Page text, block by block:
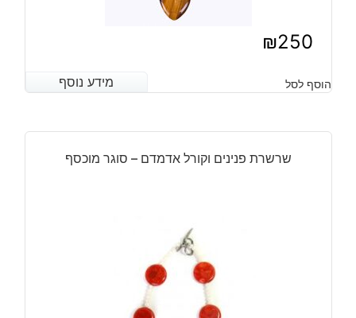
₪250
מידע נוסף הוסף לסל מידע נוסף
שרשרת פנינים וקורל אדמדם – סוגר מוכסף